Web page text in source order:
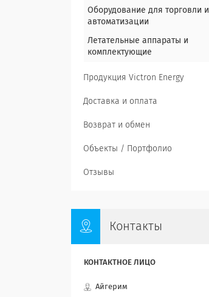
Оборудование для торговли и
автоматизации
Летательные аппараты и
комплектующие
Продукция Victron Energy
Доставка и оплата
Возврат и обмен
Объекты / Портфолио
Отзывы
Контакты
Айгерим